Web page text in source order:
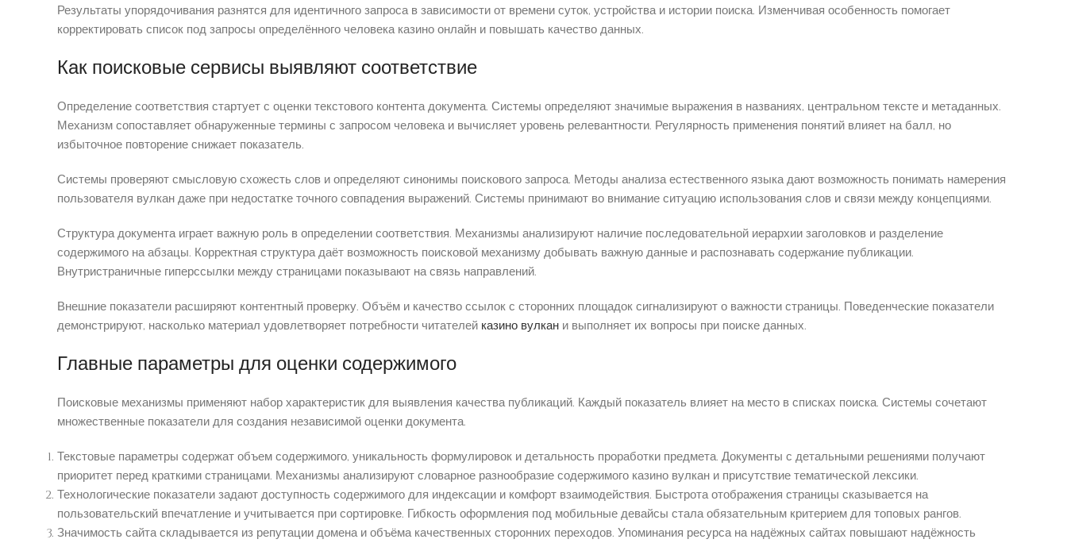
Результаты упорядочивания разнятся для идентичного запроса в зависимости от времени суток, устройства и истории поиска. Изменчивая особенность помогает
корректировать список под запросы определённого человека казино онлайн и повышать качество данных.
Как поисковые сервисы выявляют соответствие
Определение соответствия стартует с оценки текстового контента документа. Системы определяют значимые выражения в названиях, центральном тексте и метаданных.
Механизм сопоставляет обнаруженные термины с запросом человека и вычисляет уровень релевантности. Регулярность применения понятий влияет на балл, но
избыточное повторение снижает показатель.
Системы проверяют смысловую схожесть слов и определяют синонимы поискового запроса. Методы анализа естественного языка дают возможность понимать намерения
пользователя вулкан даже при недостатке точного совпадения выражений. Системы принимают во внимание ситуацию использования слов и связи между концепциями.
Структура документа играет важную роль в определении соответствия. Механизмы анализируют наличие последовательной иерархии заголовков и разделение
содержимого на абзацы. Корректная структура даёт возможность поисковой механизму добывать важную данные и распознавать содержание публикации.
Внутристраничные гиперссылки между страницами показывают на связь направлений.
Внешние показатели расширяют контентный проверку. Объём и качество ссылок с сторонних площадок сигнализируют о важности страницы. Поведенческие показатели
демонстрируют, насколько материал удовлетворяет потребности читателей казино вулкан и выполняет их вопросы при поиске данных.
Главные параметры для оценки содержимого
Поисковые механизмы применяют набор характеристик для выявления качества публикаций. Каждый показатель влияет на место в списках поиска. Системы сочетают
множественные показатели для создания независимой оценки документа.
Текстовые параметры содержат объем содержимого, уникальность формулировок и детальность проработки предмета. Документы с детальными решениями получают
приоритет перед краткими страницами. Механизмы анализируют словарное разнообразие содержимого казино вулкан и присутствие тематической лексики.
Технологические показатели задают доступность содержимого для индексации и комфорт взаимодействия. Быстрота отображения страницы сказывается на
пользовательский впечатление и учитывается при сортировке. Гибкость оформления под мобильные девайсы стала обязательным критерием для топовых рангов.
Значимость сайта складывается из репутации домена и объёма качественных сторонних переходов. Упоминания ресурса на надёжных сайтах повышают надёжность